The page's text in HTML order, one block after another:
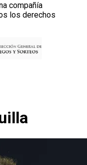
compañía
los derechos